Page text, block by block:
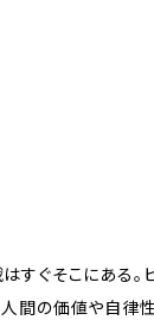
すぐそこにある
間の価値や自律